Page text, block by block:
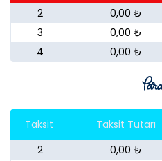
2
0,00 ₺
3
0,00 ₺
4
0,00 ₺
Taksit Taksit Tutarı
2
0,00 ₺